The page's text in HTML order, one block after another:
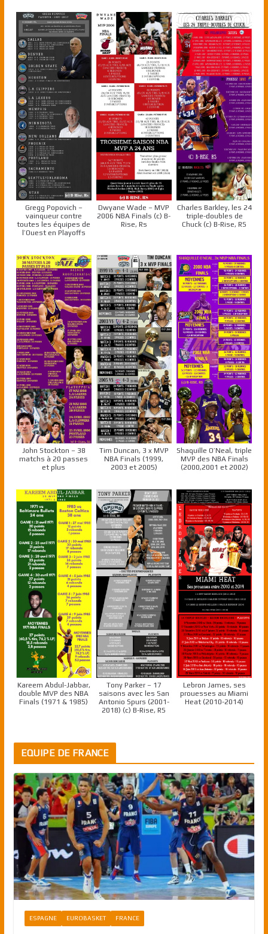
Gregg Popovich –
vainqueur contre
toutes les équipes de
l’Ouest en Playoffs
Dwyane Wade – MVP
2006 NBA Finals (c) B-
Rise, Rs
Charles Barkley, les 24
triple-doubles de
Chuck (c) B-Rise, RS
John Stockton – 38
matchs à 20 passes
et plus
Tim Duncan, 3 x MVP
NBA Finals (1999,
2003 et 2005)
Shaquille O’Neal, triple
MVP des NBA Finals
(2000,2001 et 2002)
Kareem Abdul-Jabbar,
double MVP des NBA
Finals (1971 & 1985)
Tony Parker – 17
saisons avec les San
Antonio Spurs (2001-
2018) (c) B-Rise, RS
Lebron James, ses
prouesses au Miami
Heat (2010-2014)
EQUIPE DE FRANCE
ESPAGNE EUROBASKET FRANCE